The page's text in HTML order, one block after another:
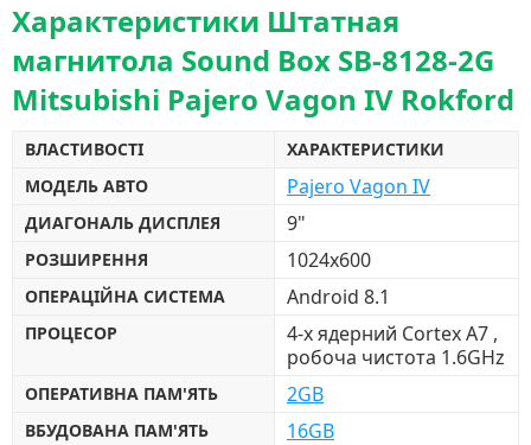
Характеристики Штатная
магнитола Sound Box SB-8128-2G
Mitsubishi Pajero Vagon IV Rokford
ВЛАСТИВОСТІ
ХАРАКТЕРИСТИКИ
МОДЕЛЬ АВТО
Pajero Vagon IV
ДИАГОНАЛЬ ДИСПЛЕЯ 9"
РОЗШИРЕННЯ 1024х600
ОПЕРАЦІЙНА СИСТЕМА Android 8.1
ПРОЦЕСОР
4-x ядерний Cortex A7 ,
робоча чистота 1.6GHz
ОПЕРАТИВНА ПАМ'ЯТЬ 2GB
ВБУДОВАНА ПАМ'ЯТЬ 16GB